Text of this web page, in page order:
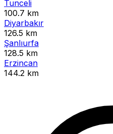
Tunceli
100.7 km
Diyarbakır
126.5 km
Şanlıurfa
128.5 km
Erzincan
144.2 km